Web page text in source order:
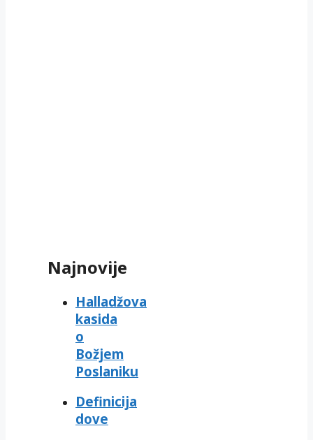
Najnovije
Halladžova
kasida
o
Božjem
Poslaniku
Definicija
dove